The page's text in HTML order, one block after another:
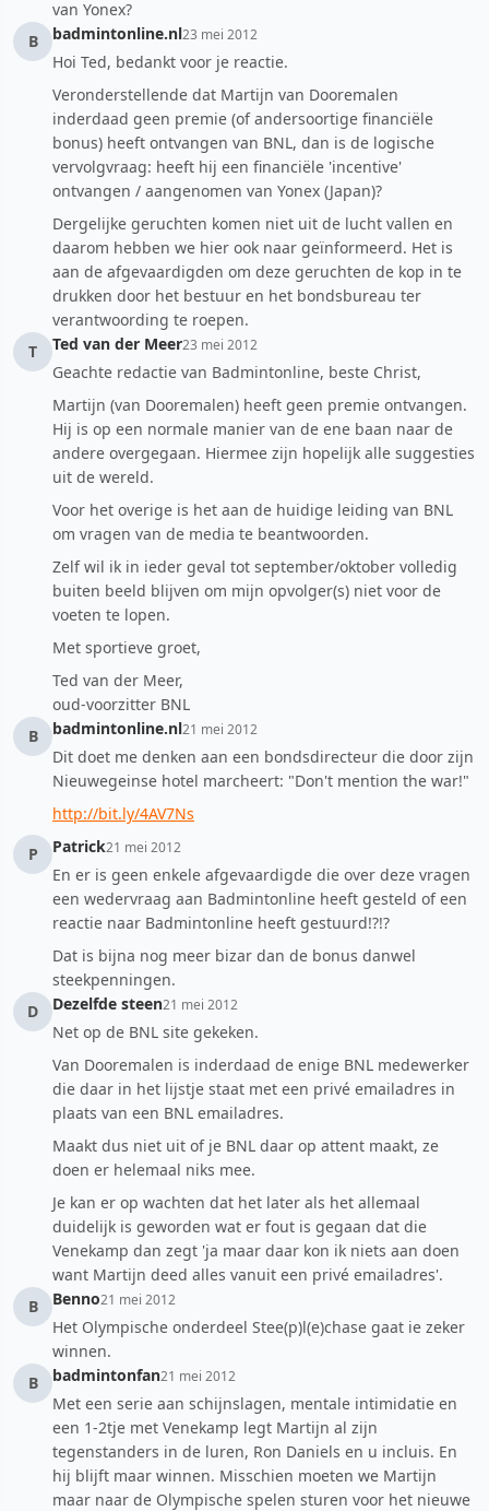
van Yonex?
B
badmintonline.nl23 mei 2012
Hoi Ted, bedankt voor je reactie.
Veronderstellende dat Martijn van Dooremalen
inderdaad geen premie (of andersoortige financiële
bonus) heeft ontvangen van BNL, dan is de logische
vervolgvraag: heeft hij een financiële 'incentive'
ontvangen / aangenomen van Yonex (Japan)?
Dergelijke geruchten komen niet uit de lucht vallen en
daarom hebben we hier ook naar geïnformeerd. Het is
aan de afgevaardigden om deze geruchten de kop in te
drukken door het bestuur en het bondsbureau ter
verantwoording te roepen.
T
Ted van der Meer23 mei 2012
Geachte redactie van Badmintonline, beste Christ,
Martijn (van Dooremalen) heeft geen premie ontvangen.
Hij is op een normale manier van de ene baan naar de
andere overgegaan. Hiermee zijn hopelijk alle suggesties
uit de wereld.
Voor het overige is het aan de huidige leiding van BNL
om vragen van de media te beantwoorden.
Zelf wil ik in ieder geval tot september/oktober volledig
buiten beeld blijven om mijn opvolger(s) niet voor de
voeten te lopen.
Met sportieve groet,
Ted van der Meer,
oud-voorzitter BNL
B
badmintonline.nl21 mei 2012
Dit doet me denken aan een bondsdirecteur die door zijn
Nieuwegeinse hotel marcheert: "Don't mention the war!"
http://bit.ly/4AV7Ns
P
Patrick21 mei 2012
En er is geen enkele afgevaardigde die over deze vragen
een wedervraag aan Badmintonline heeft gesteld of een
reactie naar Badmintonline heeft gestuurd!?!?
Dat is bijna nog meer bizar dan de bonus danwel
steekpenningen.
D
Dezelfde steen21 mei 2012
Net op de BNL site gekeken.
Van Dooremalen is inderdaad de enige BNL medewerker
die daar in het lijstje staat met een privé emailadres in
plaats van een BNL emailadres.
Maakt dus niet uit of je BNL daar op attent maakt, ze
doen er helemaal niks mee.
Je kan er op wachten dat het later als het allemaal
duidelijk is geworden wat er fout is gegaan dat die
Venekamp dan zegt 'ja maar daar kon ik niets aan doen
want Martijn deed alles vanuit een privé emailadres'.
B
Benno21 mei 2012
Het Olympische onderdeel Stee(p)l(e)chase gaat ie zeker
winnen.
B
badmintonfan21 mei 2012
Met een serie aan schijnslagen, mentale intimidatie en
een 1-2tje met Venekamp legt Martijn al zijn
tegenstanders in de luren, Ron Daniels en u incluis. En
hij blijft maar winnen. Misschien moeten we Martijn
maar naar de Olympische spelen sturen voor het nieuwe